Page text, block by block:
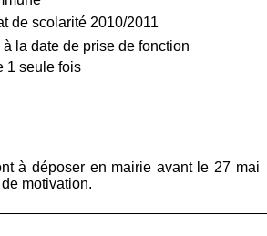
de scolarité 2010/2011
la date de prise de fonction
1 seule fois
à déposer en mairie avant le 27 mai
motivation.